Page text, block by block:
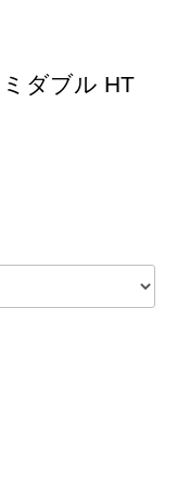
ダブル HT